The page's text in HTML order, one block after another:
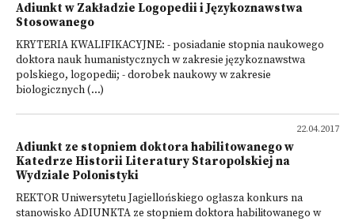
Adiunkt w Zakładzie Logopedii i Językoznawstwa
Stosowanego
KRYTERIA KWALIFIKACYJNE: - posiadanie stopnia naukowego
doktora nauk humanistycznych w zakresie językoznawstwa
polskiego, logopedii; - dorobek naukowy w zakresie
biologicznych (...)
22.04.2017
Adiunkt ze stopniem doktora habilitowanego w
Katedrze Historii Literatury Staropolskiej na
Wydziale Polonistyki
REKTOR Uniwersytetu Jagiellońskiego ogłasza konkurs na
stanowisko ADIUNKTA ze stopniem doktora habilitowanego w